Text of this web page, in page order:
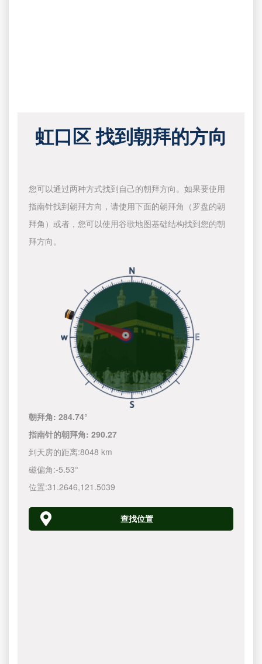
虹口区 找到朝拜的方向
您可以通过两种方式找到自己的朝拜方向。如果要使用
指南针找到朝拜方向，请使用下面的朝拜角（罗盘的朝
拜角）或者，您可以使用谷歌地图基础结构找到您的朝
拜方向。
朝拜角:284.74°
指南针的朝拜角:290.27
到天房的距离:8048 km
磁偏角:-5.53°
位置:31.2646,121.5040
查找位置